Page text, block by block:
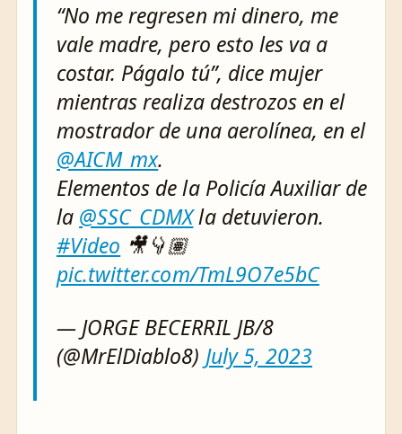
“No me regresen mi dinero, me
vale madre, pero esto les va a
costar. Págalo tú”, dice mujer
mientras realiza destrozos en el
mostrador de una aerolínea, en el
@AICM_mx.
Elementos de la Policía Auxiliar de
la @SSC_CDMXla detuvieron.
#Video 🎥👇🏽
pic.twitter.com/TmL9O7e5bC
— JORGE BECERRIL JB/8
(@MrElDiablo8) July 5, 2023